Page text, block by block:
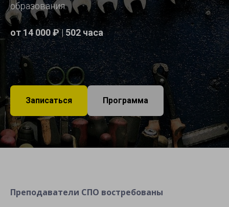
образования.
от 14 000 ₽|502 часа
Записаться Программа
Преподаватели СПО востребованы